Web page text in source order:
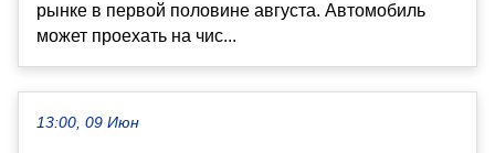
рынке в первой половине августа. Автомобиль
может проехать на чис...
13:00, 09 Июн